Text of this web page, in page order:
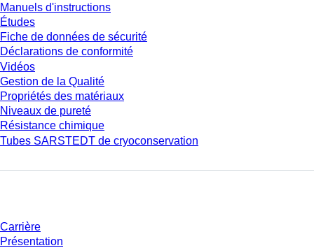
Manuels d'instructions
Études
Fiche de données de sécurité
Déclarations de conformité
Vidéos
Gestion de la Qualité
Propriétés des matériaux
Niveaux de pureté
Résistance chimique
Tubes SARSTEDT de cryoconservation
Carrière
Présentation